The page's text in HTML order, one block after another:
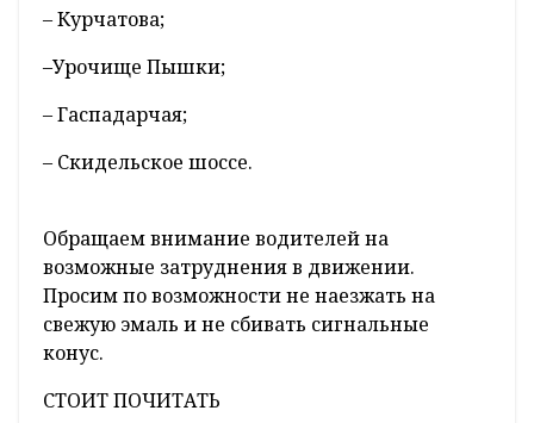
– Курчатова;
–Урочище Пышки;
– Гаспадарчая;
– Скидельское шоссе.
Обращаем внимание водителей на
возможные затруднения в движении.
Просим по возможностине наезжать на
свежую эмаль и не сбивать сигнальные
конус.
СТОИТ ПОЧИТАТЬ